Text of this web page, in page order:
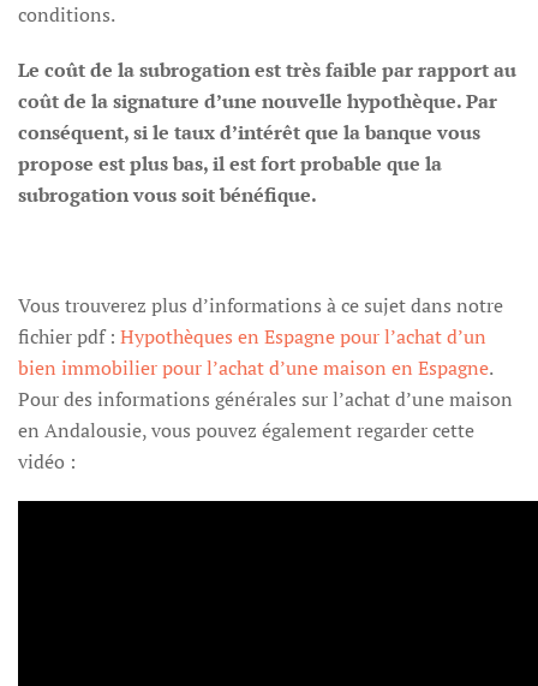
conditions.
Le coût de la subrogation est très faible par rapport au
coût de la signature d’une nouvelle hypothèque. Par
conséquent, si le taux d’intérêt que la banque vous
propose est plus bas, il est fort probable que la
subrogation vous soit bénéfique.
Vous trouverez plus d’informations à ce sujet dans notre
fichier pdf : Hypothèques en Espagne pour l’achat d’un
bien immobilierpour l’achat d’une maison en Espagne.
Pour des informations générales sur l’achat d’une maison
en Andalousie, vous pouvez également regarder cette
vidéo :